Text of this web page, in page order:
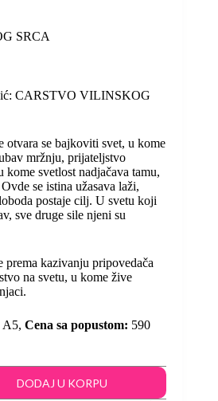
SRCA
CARSTVO VILINSKOG
otvara se bajkoviti svet, u kome
mržnju, prijateljstvo
kome svetlost nadjačava tamu,
se istina užasava laži,
postaje cilj. U svetu koji
sve druge sile njeni su
kazivanju pripovedača
na svetu, u kome žive
A5, Cena sa popustom: 590
DODAJ U KORPU